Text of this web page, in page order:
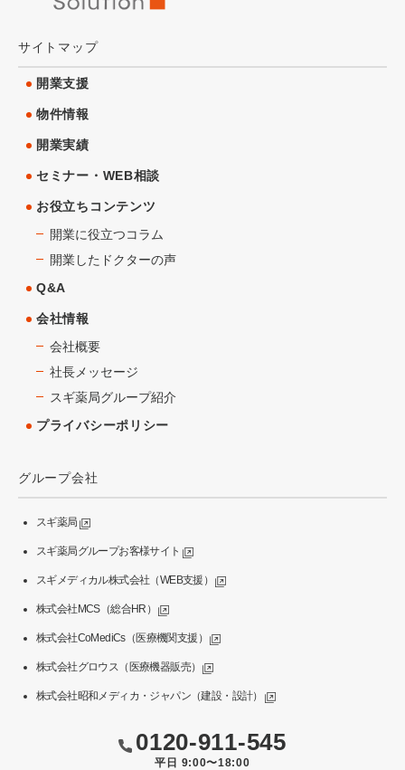
サイトマップ
開業支援
物件情報
開業実績
セミナー・WEB相談
お役立ちコンテンツ
開業に役立つコラム
開業したドクターの声
Q&A
会社情報
会社概要
社長メッセージ
スギ薬局グループ紹介
プライバシーポリシー
グループ会社
スギ薬局
スギ薬局グループお客様サイト
スギメディカル株式会社（WEB支援）
株式会社MCS（総合HR）
株式会社CoMediCs（医療機関支援）
株式会社グロウス（医療機器販売）
株式会社昭和メディカ・ジャパン（建設・設計）
0120-911-545
平日 9:00〜18:00